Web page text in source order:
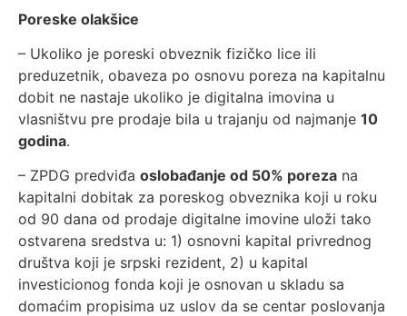
Poreske olakšice
– Ukoliko je poreski obveznik fizičko lice ili
preduzetnik, obaveza po osnovu poreza na kapitalnu
dobit ne nastaje ukoliko je digitalna imovina u
vlasništvu pre prodaje bila u trajanju od najmanje 10
godina.
– ZPDG predviđa oslobađanje od 50% poreza na
kapitalni dobitak za poreskog obveznika koji u roku
od 90 dana od prodaje digitalne imovine uloži tako
ostvarena sredstva u: 1) osnovni kapital privrednog
društva koji je srpski rezident, 2) u kapital
investicionog fonda koji je osnovan u skladu sa
domaćim propisima uz uslov da se centar poslovanja